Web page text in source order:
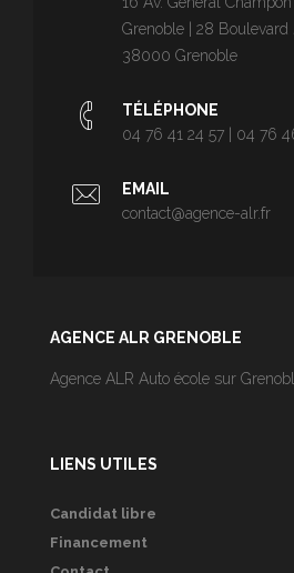
Grenoble | 28 Boulevard
38000 Grenoble
TÉLÉPHONE
04 76 41 24 57 | 04 76
EMAIL
contact@agence-alr.fr
AGENCE ALR GRENOBLE
Agence ALR Auto école sur
LIENS UTILES
Candidat libre
Financement